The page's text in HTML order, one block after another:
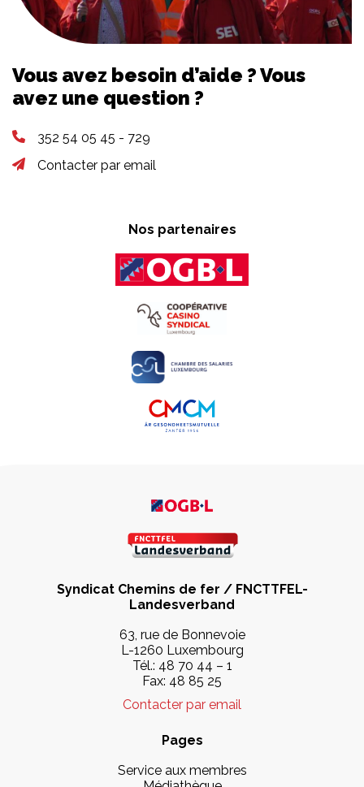
Vous avez besoin d’aide ? Vous
avez une question ?
352 54 05 45 - 729
Contacter par email
Nos partenaires
Syndicat Chemins de fer / FNCTTFEL-
Landesverband
63, rue de Bonnevoie
L-1260 Luxembourg
Tél.: 48 70 44 – 1
Fax: 48 85 25
Contacter par email
Pages
Service aux membres